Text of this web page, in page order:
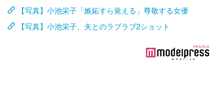
【写真】小池栄子「嫉妬すら覚える」尊敬する女優
【写真】小池栄子、夫とのラブラブ2ショット